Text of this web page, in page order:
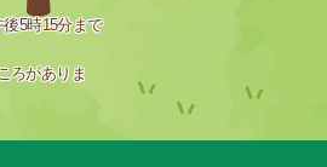
5時15分まで
ろがありま